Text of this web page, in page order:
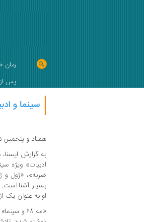
رمان
پس
سینما و ادبیات 75 ویژه
هفتاد و پنجمین
به گزارش
ادبیات» ویژه
ضربه»، «ژول و
بسیار آشنا
او به عنوان یک
«مه ۶۸